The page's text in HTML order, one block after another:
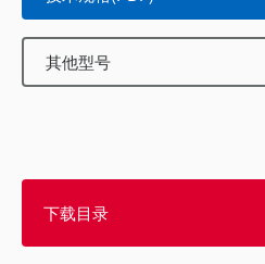
其他型号
下载目录